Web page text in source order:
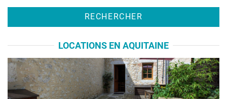
LOCATIONS EN AQUITAINE